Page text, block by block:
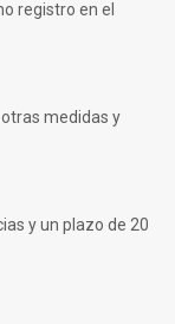
registro en el
medidas y
y un plazo de 20